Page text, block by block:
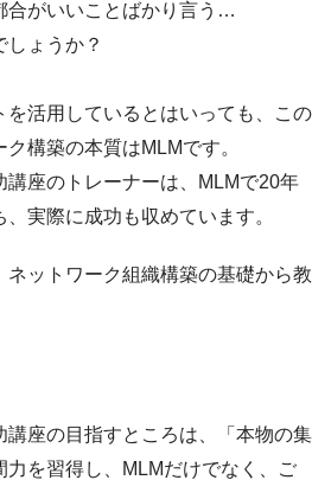
合がいいことばかり言う…
しょうか？
を活用しているとはいっても、この
構築の本質はMLMです。
講座のトレーナーは、MLMで20年
実際に成功も収めています。
ネットワーク組織構築の基礎から教
講座の目指すところは、「本物の集
力を習得し、MLMだけでなく、ご